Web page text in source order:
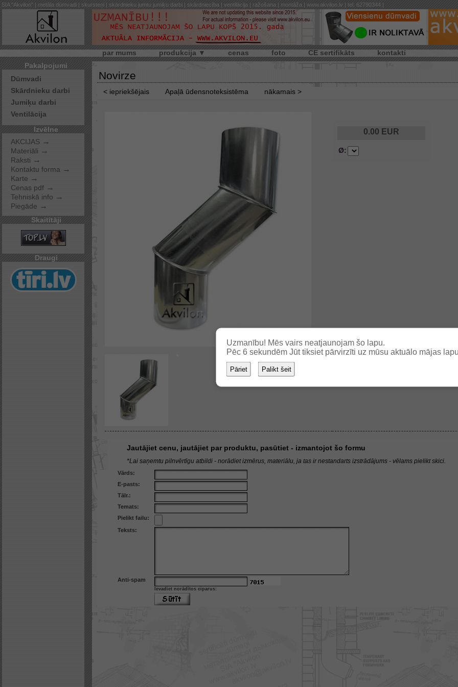
SIA "Akvilon" | metāla dūmvadi | skursteņi | skārdnieku jumtu jumiķu darbi | skārdniecība | ventilācija | ražošana | montāža | www.akvilon.lv | tel. 62790344 |
par mums produkcija ▼ cenas foto CE sertifikāts
kontakti
Pakalpojumi
Dūmvadi
Skārdnieku darbi
Jumiķu darbi
Ventilācija
Izvēlne
AKCIJAS →
Materiāli →
Raksti →
Kontaktu forma →
Karte →
Cenas pdf →
Tehniskā info →
Piegāde →
Skaitītāji
Draugi
Novirze
< iepriekšējais Apaļā ūdensnoteksistēma nākamais >
0.00 EUR
Ø:
Jautājiet cenu, jautājiet par produktu, pasūtiet - izmantojot šo formu
*Lai saņemtu pilnvērtīgu atbildi - norādiet izmērus, materiālu, ja tas ir nestandarts izstrādājums - vēlams pielikt skici.
Vārds:
E-pasts:
Tālr.:
Temats:
Pielikt failu:
Teksts:
Anti-spam
Ievadiet norādītos ciparus:
Uzmanību! Mēs vairs neatjaunojam šo lapu.
Pēc 6 sekundēm Jūt tiksiet pārvirzīti uz mūsu aktuālo mājas
Pāriet Palikt šeit